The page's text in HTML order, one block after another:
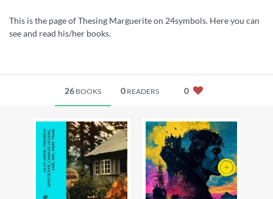
This is the page of Thesing Marguerite on 24symbols. Here you can
see and read his/her books.
26BOOKS 0READERS 0